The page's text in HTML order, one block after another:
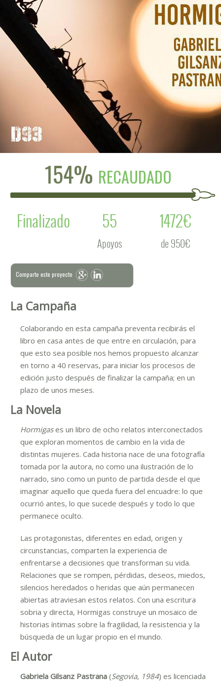
154% RECAUDADO
Finalizado
55
Apoyos
1472€
de 950€
Comparte este proyecto
La Campaña
Colaborando en esta campaña preventa recibirás el
libro en casa antes de que entre en circulación, para
que esto sea posible nos hemos propuesto alcanzar
en torno a 40 reservas, para iniciar los procesos de
edición justo después de finalizar la campaña; en un
plazo de unos meses.
La Novela
Hormigases un libro de ocho relatos interconectados
que exploran momentos de cambio en la vida de
distintas mujeres. Cada historia nace de una fotografía
tomada por la autora, no como una ilustración de lo
narrado, sino como un punto de partida desde el que
imaginar aquello que queda fuera del encuadre: lo que
ocurrió antes, lo que sucede después y todo lo que
permanece oculto.
Las protagonistas, diferentes en edad, origen y
circunstancias, comparten la experiencia de
enfrentarse a decisiones que transforman su vida.
Relaciones que se rompen, pérdidas, deseos, miedos,
silencios heredados o heridas que aún permanecen
abiertas atraviesan estos relatos. Con una escritura
sobria y directa, Hormigas construye un mosaico de
historias íntimas sobre la fragilidad, la resistencia y la
búsqueda de un lugar propio en el mundo.
El Autor
Gabriela Gilsanz Pastrana (Segovia, 1984) es licenciada